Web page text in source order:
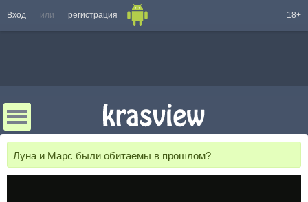
Вход или регистрация 18+
Луна и Марс были обитаемы в прошлом?